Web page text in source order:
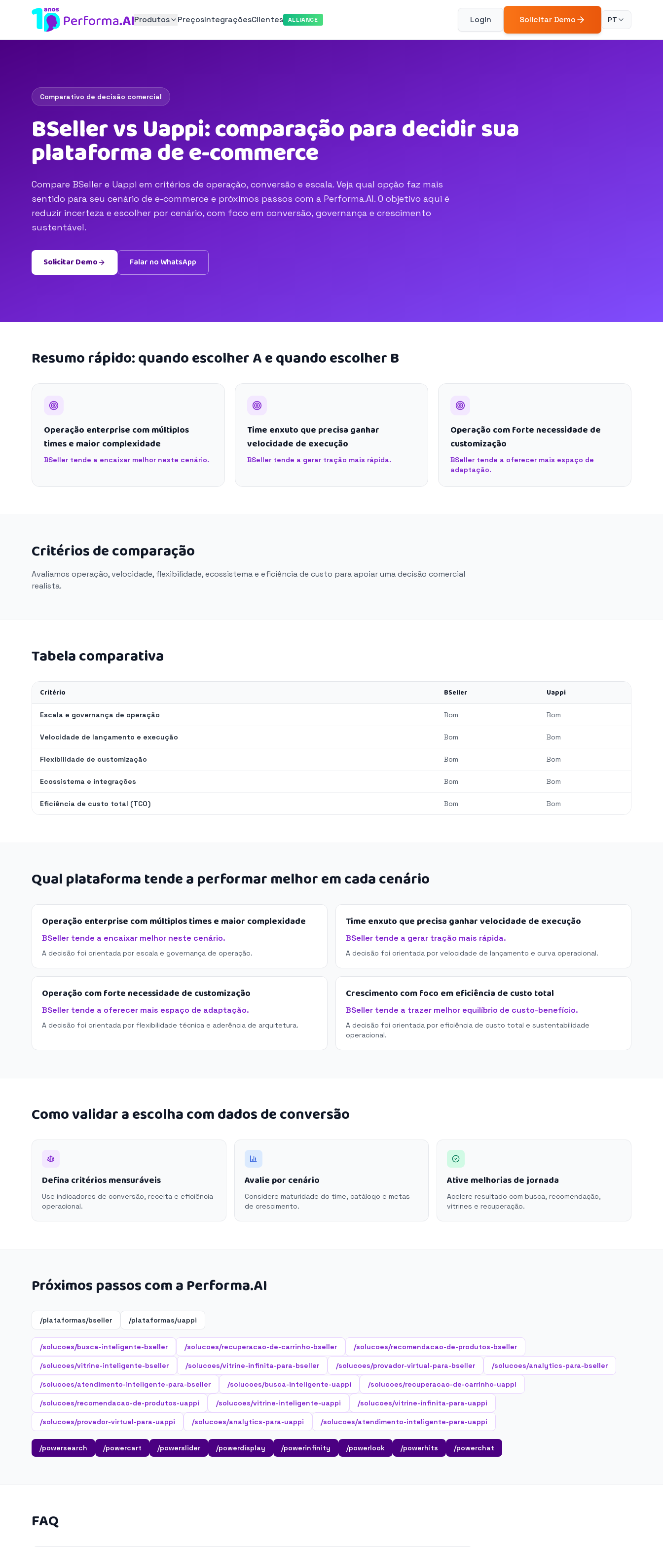
Produtos PreçosIntegraçõesClientes ALLIANCE Login Solicitar Demo PT
Comparativo de decisão comercial
BSeller vs Uappi: comparação para decidir sua
plataforma de e-commerce
Compare BSeller e Uappi em critérios de operação, conversão e escala. Veja qual opção faz mais
sentido para seu cenário de e-commerce e próximos passos com a Performa.AI. O objetivo aqui é
reduzir incerteza e escolher por cenário, com foco em conversão, governança e crescimento
sustentável.
Solicitar Demo Falar no WhatsApp
Resumo rápido: quando escolher A e quando escolher B
Operação enterprise com múltiplos
times e maior complexidade
BSeller tende a encaixar melhor neste cenário.
Time enxuto que precisa ganhar
velocidade de execução
BSeller tende a gerar tração mais rápida.
Operação com forte necessidade de
customização
BSeller tende a oferecer mais espaço de
adaptação.
Critérios de comparação
Avaliamos operação, velocidade, flexibilidade, ecossistema e eficiência de custo para apoiar uma decisão comercial
realista.
Tabela comparativa
Critério BSeller Uappi
Escala e governança de operação Bom Bom
Velocidade de lançamento e execução Bom Bom
Flexibilidade de customização Bom Bom
Ecossistema e integrações Bom Bom
Eficiência de custo total (TCO) Bom Bom
Qual plataforma tende a performar melhor em cada cenário
Operação enterprise com múltiplos times e maior complexidade
BSeller tende a encaixar melhor neste cenário.
A decisão foi orientada por escala e governança de operação.
Time enxuto que precisa ganhar velocidade de execução
BSeller tende a gerar tração mais rápida.
A decisão foi orientada por velocidade de lançamento e curva operacional.
Operação com forte necessidade de customização
BSeller tende a oferecer mais espaço de adaptação.
A decisão foi orientada por flexibilidade técnica e aderência de arquitetura.
Crescimento com foco em eficiência de custo total
BSeller tende a trazer melhor equilíbrio de custo-benefício.
A decisão foi orientada por eficiência de custo total e sustentabilidade
operacional.
Como validar a escolha com dados de conversão
Defina critérios mensuráveis
Use indicadores de conversão, receita e eficiência
operacional.
Avalie por cenário
Considere maturidade do time, catálogo e metas
de crescimento.
Ative melhorias de jornada
Acelere resultado com busca, recomendação,
vitrines e recuperação.
Próximos passos com a Performa.AI
/plataformas/bseller /plataformas/uappi
/solucoes/busca-inteligente-bseller /solucoes/recuperacao-de-carrinho-bseller /solucoes/recomendacao-de-produtos-bseller
/solucoes/vitrine-inteligente-bseller /solucoes/vitrine-infinita-para-bseller /solucoes/provador-virtual-para-bseller /solucoes/analytics-para-bseller
/solucoes/atendimento-inteligente-para-bseller /solucoes/busca-inteligente-uappi /solucoes/recuperacao-de-carrinho-uappi
/solucoes/recomendacao-de-produtos-uappi /solucoes/vitrine-inteligente-uappi /solucoes/vitrine-infinita-para-uappi
/solucoes/provador-virtual-para-uappi /solucoes/analytics-para-uappi /solucoes/atendimento-inteligente-para-uappi
/powersearch /powercart /powerslider /powerdisplay /powerinfinity /powerlook /powerhits /powerchat
FAQ